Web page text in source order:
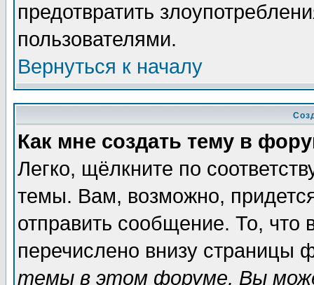
предотвратить
пользователями.
Вернуться к началу
Как мне создать тему в
Легко, щёлкните по
темы. Вам, возможно,
отправить сообщение. То,
перечислено внизу страницы
темы в этом форуме, Вы